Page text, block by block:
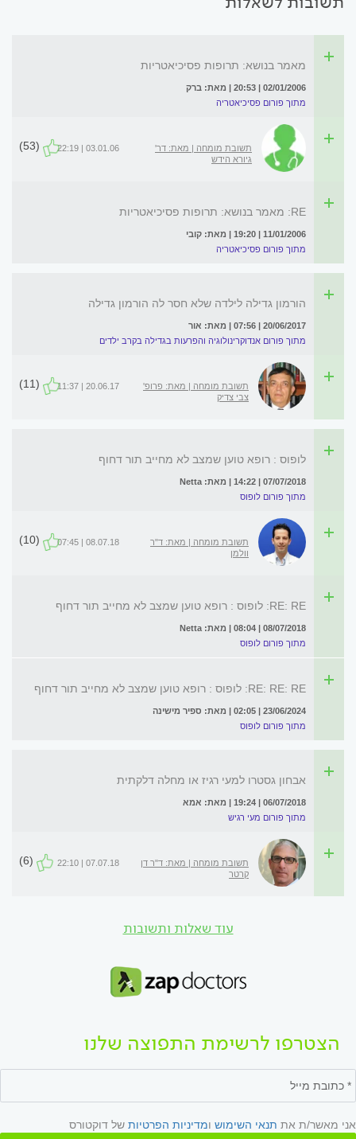
מאמר בנושא: תרופות פסיכיאטריות
02/01/2006 | 20:53 | מאת: ברק
מתוך פורום פסיכיאטריה
תשובת מומחה | מאת: דר'
גיורא הידש
03.01.06 | 22:19
(53)
RE: מאמר בנושא: תרופות פסיכיאטריות
11/01/2006 | 19:20 | מאת: קובי
מתוך פורום פסיכיאטריה
הורמון גדילה לילדה שלא חסר לה הורמון גדילה
20/06/2017 | 07:56 | מאת: אור
מתוך פורום אנדוקרינולוגיה והפרעות בגדילה בקרב ילדים
תשובת מומחה | מאת: פרופ'
צבי צדיק
20.06.17 | 11:37
(11)
לופוס : רופא טוען שמצב לא מחייב תור דחוף
07/07/2018 | 14:22 | מאת: Netta
מתוך פורום לופוס
תשובת מומחה | מאת: ד"ר
וולמן
08.07.18 | 07:45
(10)
RE: RE: לופוס : רופא טוען שמצב לא מחייב תור דחוף
08/07/2018 | 08:04 | מאת: Netta
מתוך פורום לופוס
RE: RE: RE: לופוס : רופא טוען שמצב לא מחייב תור דחוף
23/06/2024 | 02:05 | מאת: ספיר מישינה
מתוך פורום לופוס
אבחון גסטרו למעי רגיז או מחלה דלקתית
06/07/2018 | 19:24 | מאת: אמא
מתוך פורום מעי רגיש
תשובת מומחה | מאת: ד"ר דן
קרטר
07.07.18 | 22:10
(6)
עוד שאלות ותשובות
הצטרפו לרשימת התפוצה שלנו
אני מאשר/ת את תנאי השימוש ומדיניות הפרטיות של דוקטורס